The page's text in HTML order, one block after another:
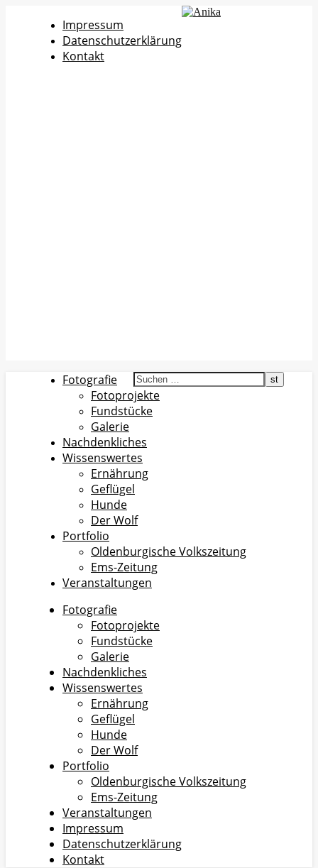
Impressum
Datenschutzerklärung
Kontakt
Fotografie
Fotoprojekte
Fundstücke
Galerie
Nachdenkliches
Wissenswertes
Ernährung
Geflügel
Hunde
Der Wolf
Portfolio
Oldenburgische Volkszeitung
Ems-Zeitung
Veranstaltungen
Fotografie
Fotoprojekte
Fundstücke
Galerie
Nachdenkliches
Wissenswertes
Ernährung
Geflügel
Hunde
Der Wolf
Portfolio
Oldenburgische Volkszeitung
Ems-Zeitung
Veranstaltungen
Impressum
Datenschutzerklärung
Kontakt